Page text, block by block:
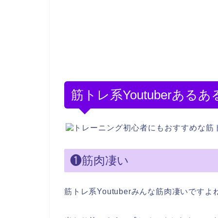
筋トレ系Youtuberあるあ
❶筋肉凄い
筋トレ系Youtuberみんな筋肉凄いですよ